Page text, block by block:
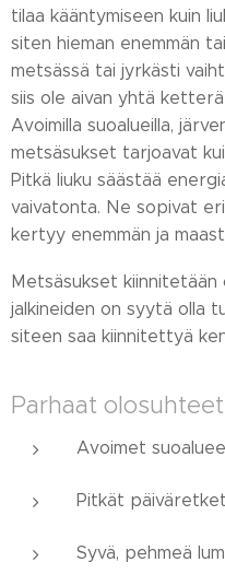
tilaa kääntymiseen kuin
siten hieman enemmän
metsässä tai jyrkästi
siis ole aivan yhtä
Avoimilla suoalueilla,
metsäsukset tarjoavat
Pitkä liuku säästää
vaivatonta. Ne sopivat
kertyy enemmän ja
Metsäsukset kiinnitetään
jalkineiden on syytä olla
siteen saa kiinnitettyä
Parhaat olosuhteet
Avoimet
Pitkät päiväretket
Syvä, pehmeä